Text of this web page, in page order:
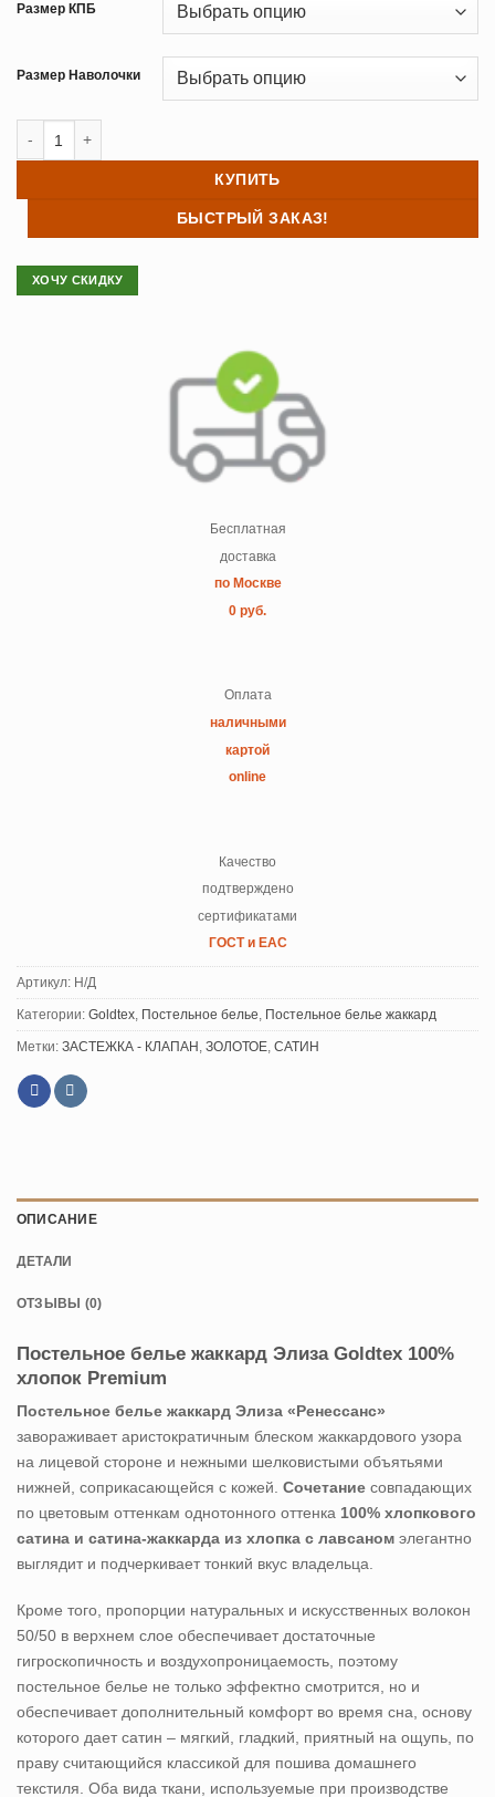
Размер КПБ
Размер Наволочки
КУПИТЬ
БЫСТРЫЙ ЗАКАЗ!
ХОЧУ СКИДКУ
Бесплатная
доставка
по Москве
0 руб.
Оплата
наличными
картой
online
Качество
подтверждено
сертификатами
ГОСТ и ЕАС
Артикул: Н/Д
Категории: Goldtex Постельное белье Постельное белье жаккард
Метки: ЗАСТЕЖКА - КЛАПАН ЗОЛОТОЕ САТИН
ОПИСАНИЕ
ДЕТАЛИ
ОТЗЫВЫ (0)
Постельное белье жаккард Элиза Goldtex 100%
хлопок Premium
Постельное белье жаккард Элиза «Ренессанс»
завораживает аристократичным блеском жаккардового узора
на лицевой стороне и нежными шелковистыми объятьями
нижней, соприкасающейся с кожей. Сочетание совпадающих
по цветовым оттенкам однотонного оттенка 100% хлопкового
сатина и сатина-жаккарда из хлопка с лавсаном элегантно
выглядит и подчеркивает тонкий вкус владельца.
Кроме того, пропорции натуральных и искусственных волокон
50/50 в верхнем слое обеспечивает достаточные
гигроскопичность и воздухопроницаемость, поэтому
постельное белье не только эффектно смотрится, но и
обеспечивает дополнительный комфорт во время сна, основу
которого дает сатин – мягкий, гладкий, приятный на ощупь, по
праву считающийся классикой для пошива домашнего
текстиля. Оба вида ткани, используемые при производстве